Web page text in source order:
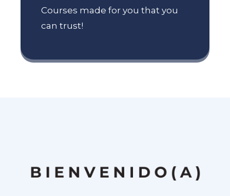
Courses made for you that you
can trust!